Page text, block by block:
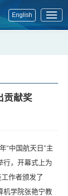
English
展
贡献奖
“中国航天日”主
行，开幕式上为
作者颁发了
机学院张艳宁教